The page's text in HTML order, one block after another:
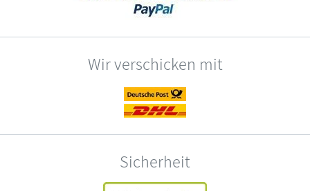
Wir verschicken mit
Sicherheit